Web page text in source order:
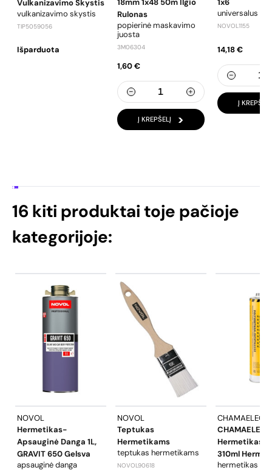
Vulkanizavimo Skystis
vulkanizavimo skystis
TIP5059056
Išparduota
18mm 1x48 50m Ilgio
Rulonas
popierinė maskavimo
juosta
3M06304
1,60 €
Į KREPŠELĮ
1x6
universalus
NOVOL1155
14,18 €
Į KREPŠELĮ
16 kiti produktai toje pačioje
kategorijoje:
NOVOL
Hermetikas-
Apsauginė Danga 1L,
GRAVIT 650 Gelsva
apsauginė danga
NOVOL
Teptukas
Hermetikams
teptukas hermetikams
NOVOL90618
CHAMAELEON
Hermetikas
310ml
hermetikas